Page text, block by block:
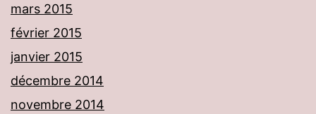
mars 2015
février 2015
janvier 2015
décembre 2014
novembre 2014